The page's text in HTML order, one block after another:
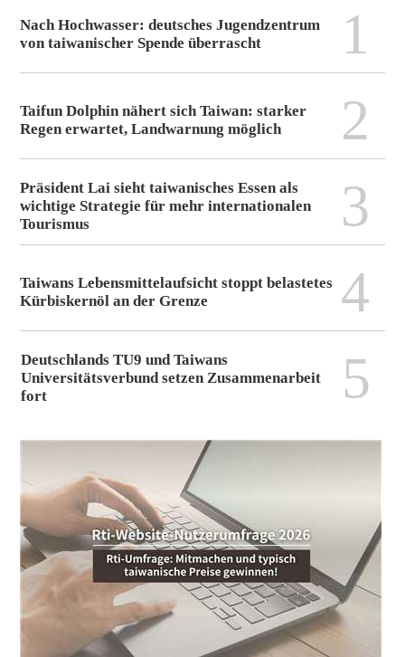
Nach Hochwasser: deutsches Jugendzentrum
von taiwanischer Spende überrascht
1
Taifun Dolphin nähert sich Taiwan: starker
Regen erwartet, Landwarnung möglich
2
Präsident Lai sieht taiwanisches Essen als
wichtige Strategie für mehr internationalen
Tourismus
3
Taiwans Lebensmittelaufsicht stoppt belastetes
Kürbiskernöl an der Grenze
4
Deutschlands TU9 und Taiwans
Universitätsverbund setzen Zusammenarbeit
fort
5